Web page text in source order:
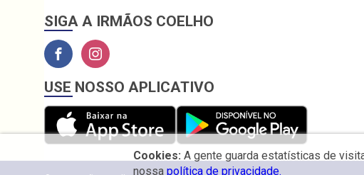
SIGA A IRMÃOS COELHO
USE NOSSO APLICATIVO
Cookies: A gente guarda estatísticas de
nossa política de privacidade.